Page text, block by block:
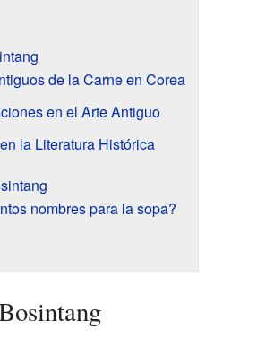
de la Carne en Corea
en el Arte Antiguo
la Literatura Histórica
nombres para la sopa?